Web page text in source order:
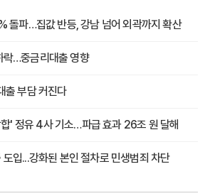
돌파…집값 반등, 강남 넘어 외곽까지 확산
락…중금리대출 영향
출 부담 커진다
합' 정유 4사 기소…파급 효과 26조 원 달해
입...강화된 본인 절차로 민생범죄 차단